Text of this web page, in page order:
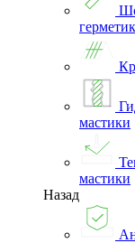
мастики
мастики
Назад